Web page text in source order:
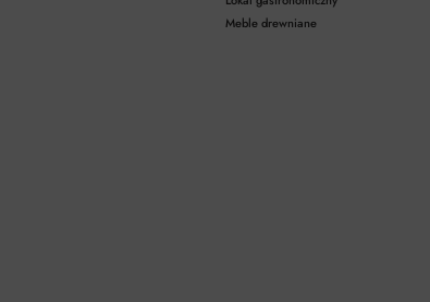
Meble drewniane